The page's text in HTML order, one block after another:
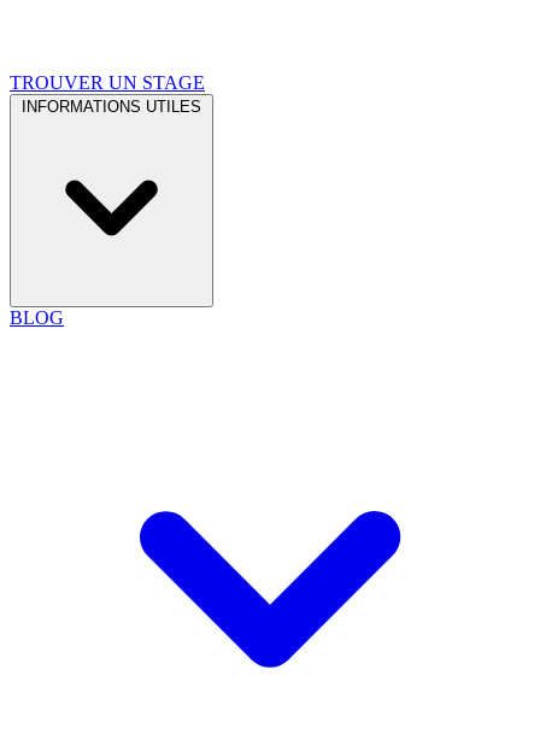
TROUVER UN STAGE
INFORMATIONS UTILES
BLOG